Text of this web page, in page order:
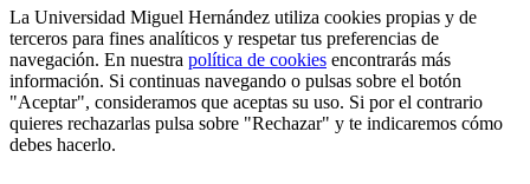
La Universidad Miguel Hernández utiliza cookies propias y de
terceros para fines analíticos y respetar tus preferencias de
navegación. En nuestra política de cookies encontrarás más
información. Si continuas navegando o pulsas sobre el botón
"Aceptar", consideramos que aceptas su uso. Si por el contrario
quieres rechazarlas pulsa sobre "Rechazar" y te indicaremos cómo
debes hacerlo.